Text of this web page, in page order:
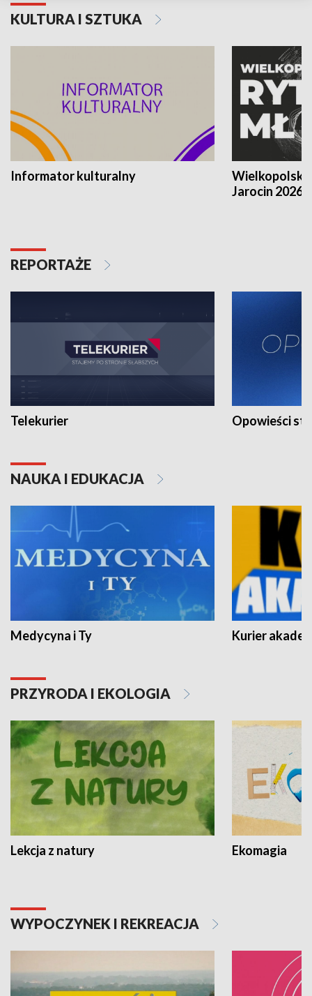
KULTURA I SZTUKA
Informator kulturalny
Jarocin 2026
REPORTAŻE
Telekurier Opowieści
NAUKA I EDUKACJA
Medycyna i Ty Kurier
PRZYRODA I EKOLOGIA
Lekcja z natury Ekomagia
WYPOCZYNEK I REKREACJA